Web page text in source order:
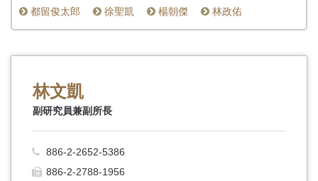
都留俊太郎
徐聖凱 楊朝傑 林政佑
林文凱
副研究員兼副所長
886-2-2652-5386
886-2-2788-1956